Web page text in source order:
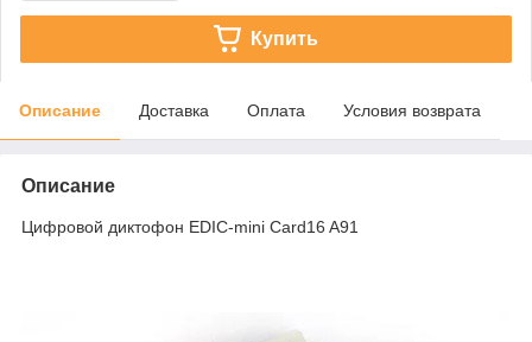
Купить
Описание Доставка Оплата Условия возврата
Описание
Цифровой диктофон EDIC-mini Card16 A91